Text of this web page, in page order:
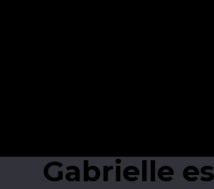
Gabrielle